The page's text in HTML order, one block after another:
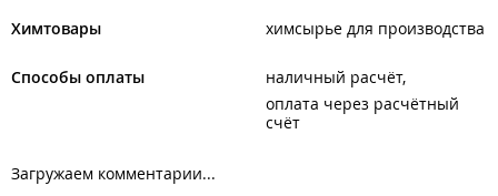
Химтовары химсырье для производства
Способы оплаты
наличный расчёт
оплата через расчётный
счёт
Загружаем комментарии...